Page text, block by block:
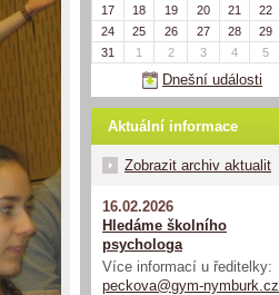
17
18 19 20 21 22
24
25 26 27 28 29
31
1 2 3 4 5
Dnešní události
Aktuální informace
Zobrazit archiv aktualit
16.02.2026
Hledáme školního
psychologa
Více informací u ředitelky:
peckova@gym-nymburk.cz